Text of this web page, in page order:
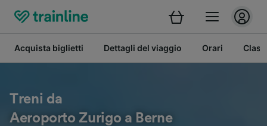
Acquista biglietti Dettagli del viaggio Orari
Treni da
Aeroporto Zurigo a Berne